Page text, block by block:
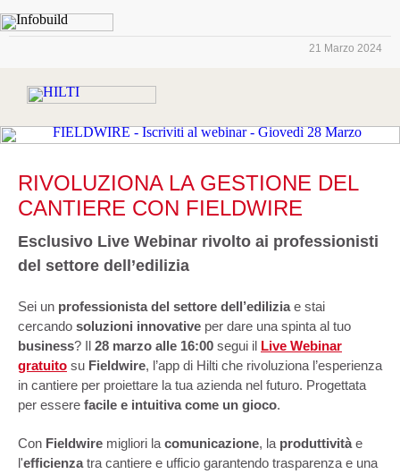
21 Marzo 2024
RIVOLUZIONA LA GESTIONE DEL
CANTIERE CON FIELDWIRE
Esclusivo Live Webinar rivolto ai professionisti
del settore dell’edilizia
Sei un professionista del settore dell’ediliziae stai
cercando soluzioni innovative per dare una spinta al tuo
business? Il 28 marzo alle 16:00 segui il Live Webinar
gratuito su Fieldwire, l’app di Hilti che rivoluziona l’esperienza
in cantiere per proiettare la tua azienda nel futuro. Progettata
per essere facile e intuitiva come un gioco.
Con Fieldwire migliori la comunicazione, la produttività e
l'efficienzatra cantiere e ufficio garantendo trasparenza e una